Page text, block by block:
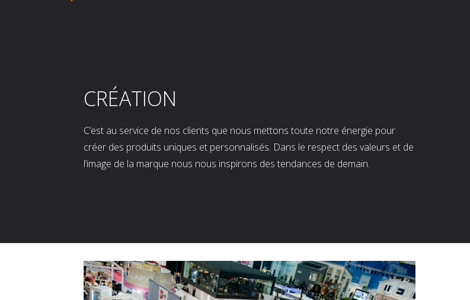
CRÉATION
C’est au service de nos clients que nous mettons toute notre énergie pour
créer des produits uniques et personnalisés. Dans le respect des valeurs et de
l’image de la marque nous nous inspirons des tendances de demain.